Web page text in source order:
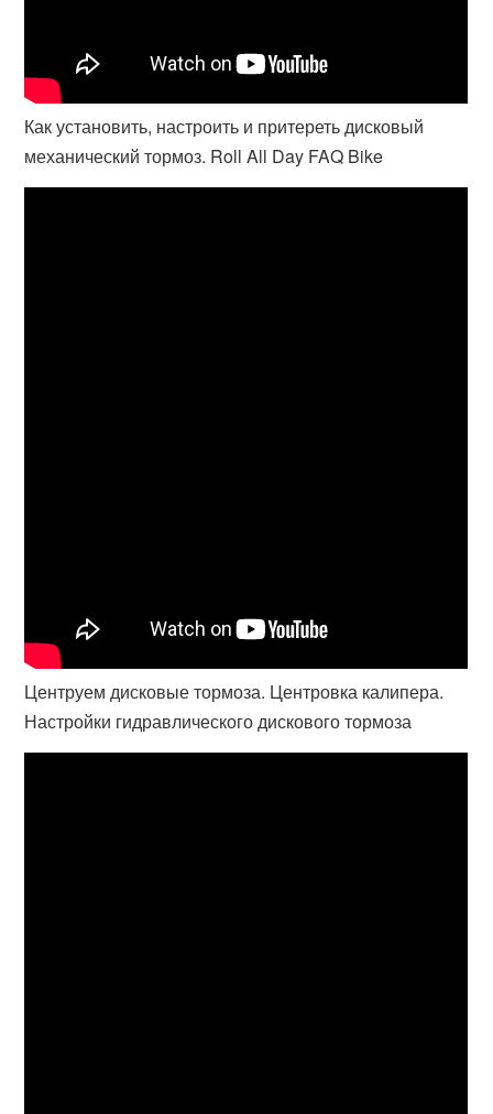
Как установить, настроить и притереть дисковый
механический тормоз. Roll All Day FAQ Bike
Центруем дисковые тормоза. Центровка калипера.
Настройки гидравлического дискового тормоза